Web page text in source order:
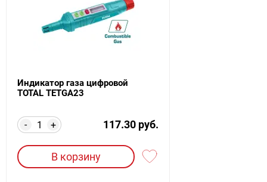
Индикатор газа цифровой
TOTAL TETGA23
+
- 117.30 руб.
В корзину